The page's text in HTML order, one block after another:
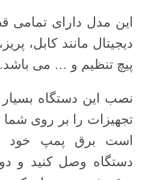
این مدل دارای تمامی
دیجیتال مانند کابل،
پیچ تنظیم و … می باشد.
نصب این دستگاه
تجهیزات را بر روی
است برق پمپ خود
دستگاه وصل کنید و